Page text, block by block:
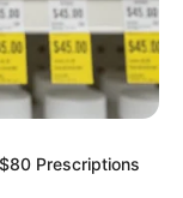
Prescriptions